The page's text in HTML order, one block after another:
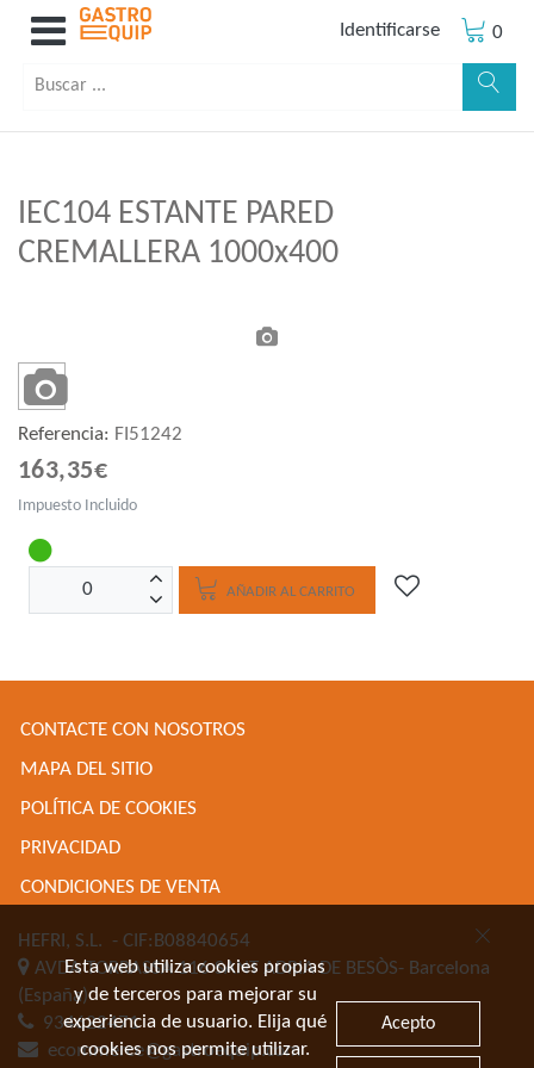
Identificarse 0
IEC104 ESTANTE PARED
CREMALLERA 1000x400
Referencia: FI51242
163,35€
Impuesto Incluido
AÑADIR AL CARRITO
CONTACTE CON NOSOTROS
MAPA DEL SITIO
POLÍTICA DE COOKIES
PRIVACIDAD
CONDICIONES DE VENTA
HEFRI, S.L. - CIF:B08840654
AVDA TORRASSA 116SANT ADRIA DE BESÒS- Barcelona
(España)
934622471
ecommerce@gastroequip.com
Esta web utiliza cookies propias
y de terceros para mejorar su
experiencia de usuario. Elija qué
cookies nos permite utilizar.
Acepto